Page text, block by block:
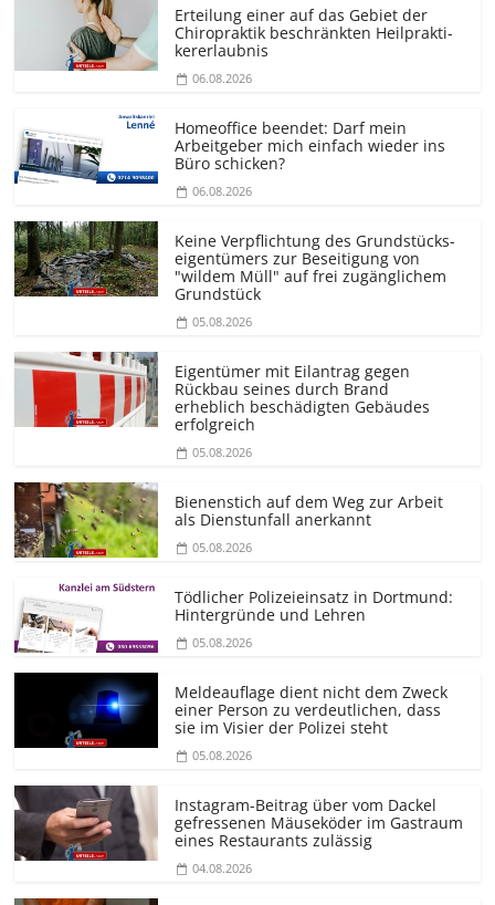
Erteilung einer auf das Gebiet der
Chiropraktik beschränkten Heilprakti­
kererlaubnis
06.08.2026
Homeoffice beendet: Darf mein
Arbeitgeber mich einfach wieder ins
Büro schicken?
06.08.2026
Keine Verpflichtung des Grundstücks­
eigentümers zur Beseitigung von
"wildem Müll" auf frei zugänglichem
Grundstück
05.08.2026
Eigentümer mit Eilantrag gegen
Rückbau seines durch Brand
erheblich beschädigten Gebäudes
erfolgreich
05.08.2026
Bienenstich auf dem Weg zur Arbeit
als Dienstunfall anerkannt
05.08.2026
Tödlicher Polizeieinsatz in Dortmund:
Hintergründe und Lehren
05.08.2026
Meldeauflage dient nicht dem Zweck
einer Person zu verdeutlichen, dass
sie im Visier der Polizei steht
05.08.2026
Instagram-Beitrag über vom Dackel
gefressenen Mäuseköder im Gastraum
eines Restaurants zulässig
04.08.2026